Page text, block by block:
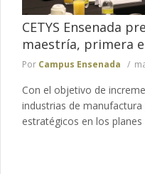
CETYS Ensenada
maestría, primera
Por Campus Ensenada
Con el objetivo de
industrias de
estratégicos en los planes